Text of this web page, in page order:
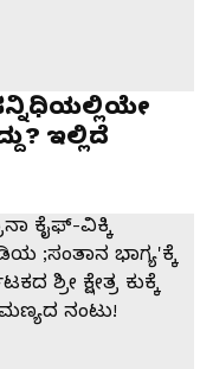
ಇಲ್ಲಿದೆ